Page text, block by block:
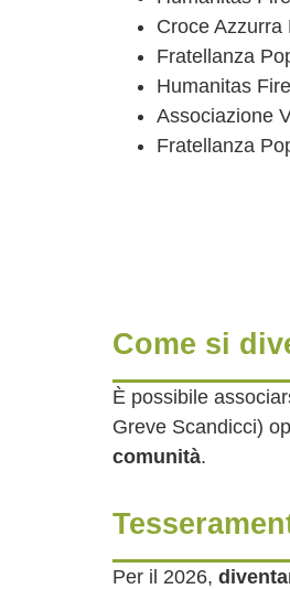
Croce Azzurra
Fratellanza
Humanitas
Associazione
Fratellanza
Come si
È possibile
Greve Scandicci)
comunità.
Per il 2026,